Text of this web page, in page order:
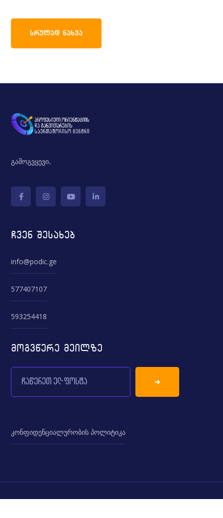
ᲡᲠᲣᲚᲐᲓ ᲜᲐᲮᲕᲐ
გამოგვყევი.
ჩვენ შესახებ
info@podic.ge
577407107
593254418
მოგვწერე მეილზე
კონფიდენციალურობის პოლიტიკა